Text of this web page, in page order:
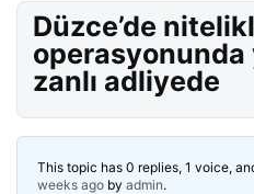
Düzce’de
operasyonunda
zanlı adliyede
This topic has 0 replies, 1 voice,
weeks ago by admin.